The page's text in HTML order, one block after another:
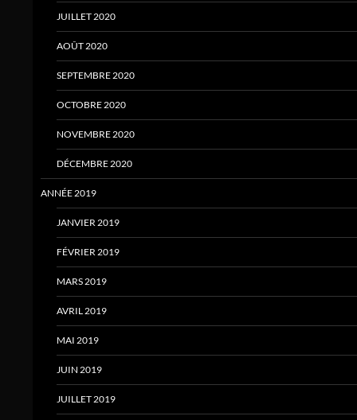
JUILLET 2020
AOÛT 2020
SEPTEMBRE 2020
OCTOBRE 2020
NOVEMBRE 2020
DÉCEMBRE 2020
ANNÉE 2019
JANVIER 2019
FÉVRIER 2019
MARS 2019
AVRIL 2019
MAI 2019
JUIN 2019
JUILLET 2019